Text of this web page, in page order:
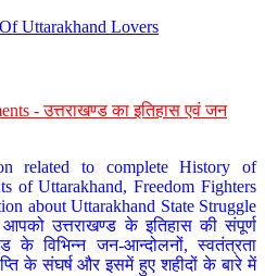
Uttarakhand Lovers
- उत्तराखण्ड का इतिहास एवं जन
related to complete History of
of Uttarakhand, Freedom Fighters
about Uttarakhand State Struggle
उत्तराखण्ड के इतिहास की संपूर्ण
के विभिन्न जन-आन्दोलनों, स्वतंत्रता
के संघर्ष और इसमें हुए शहीदों के बारे में